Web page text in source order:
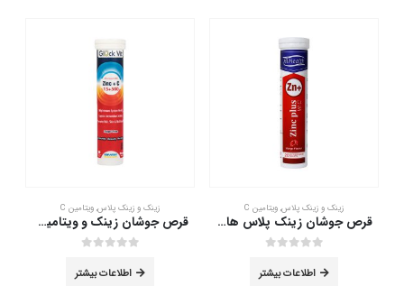
زینک و زینک پلاس, ویتامین C
قرص جوشان زینک پلاس های هلث 20 عدد
اطلاعات بیشتر
زینک و زینک پلاس, ویتامین C
قرص جوشان زینک و ویتامین سی گلوک ویت 20 عدد
اطلاعات بیشتر